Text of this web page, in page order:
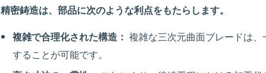
精密鋳造は、部品に次のような利点をもたらします。
複雑で合理化された構造： 複雑な三次元曲面ブレードは
することが可能です。